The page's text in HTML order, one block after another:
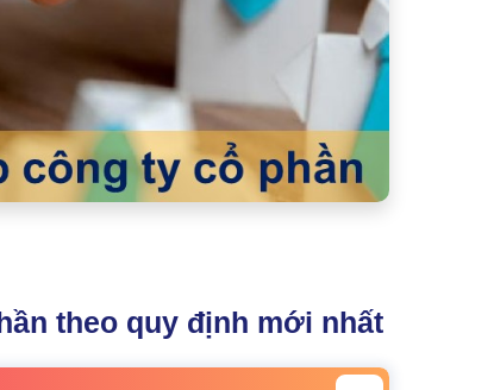
theo quy định mới nhất